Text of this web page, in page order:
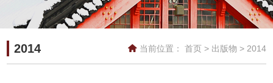
2014 当前位置： 首页> 出版物 > 2014